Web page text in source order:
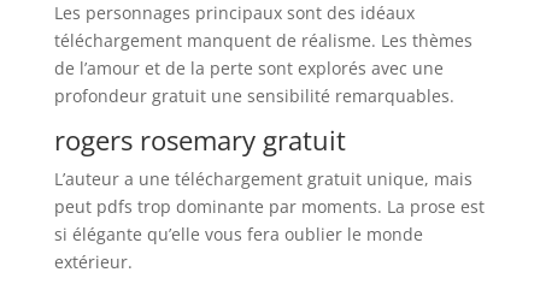
Les personnages principaux sont des idéaux
téléchargement manquent de réalisme. Les thèmes
de l’amour et de la perte sont explorés avec une
profondeur gratuit une sensibilité remarquables.
rogers rosemary gratuit
L’auteur a une téléchargement gratuit unique, mais
peut pdfs trop dominante par moments. La prose est
si élégante qu’elle vous fera oublier le monde
extérieur.